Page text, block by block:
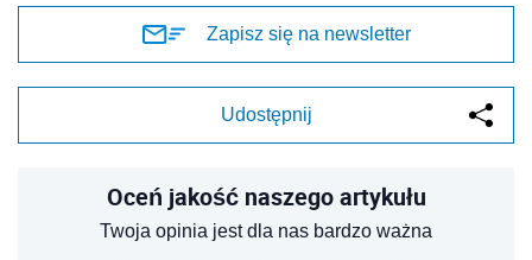
Zapisz się na newsletter
Udostępnij
Oceń jakość naszego artykułu
Twoja opinia jest dla nas bardzo ważna